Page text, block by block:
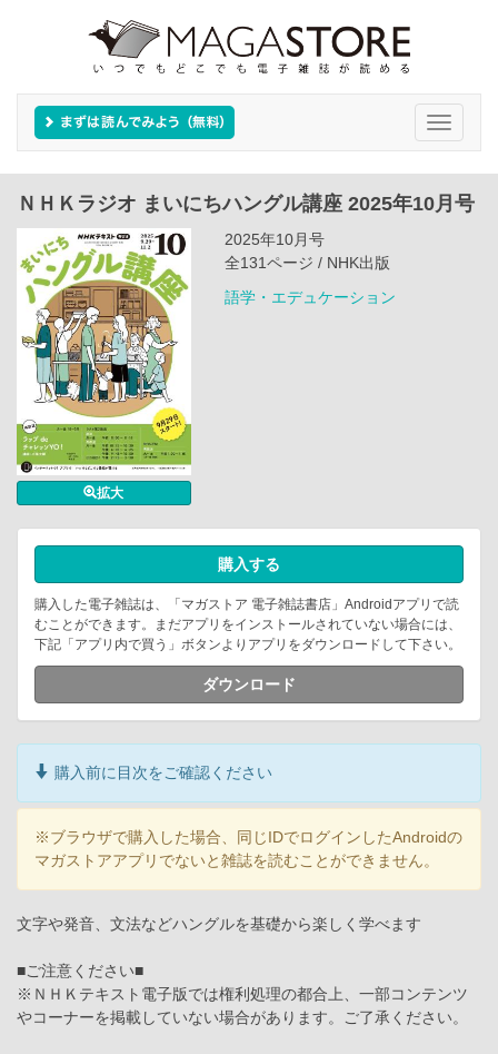
Toggle
ＮＨＫラジオ まいにちハングル講座 2025年10月号
拡大
2025年10月号
全131ページ / NHK出版
語学・エデュケーション
購入する
購入した電子雑誌は、「マガストア 電子雑誌書店」Androidアプリで読
むことができます。まだアプリをインストールされていない場合には、
下記「アプリ内で買う」ボタンよりアプリをダウンロードして下さい。
ダウンロード
購入前に目次をご確認ください
※ブラウザで購入した場合、同じIDでログインしたAndroidの
マガストアアプリでないと雑誌を読むことができません。
文字や発音、文法などハングルを基礎から楽しく学べます
■ご注意ください■
※ＮＨＫテキスト電子版では権利処理の都合上、一部コンテンツ
やコーナーを掲載していない場合があります。ご了承ください。